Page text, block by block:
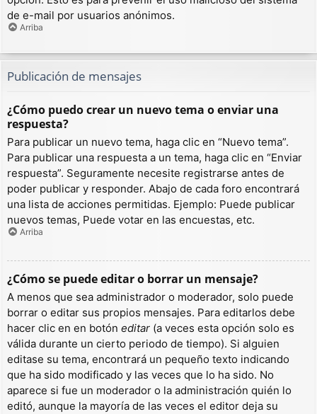
de e-mail por usuarios anónimos.
Arriba
Publicación de mensajes
¿Cómo puedo crear un nuevo tema o enviar una
respuesta?
Para publicar un nuevo tema, haga clic en “Nuevo tema”.
Para publicar una respuesta a un tema, haga clic en “Enviar
respuesta”. Seguramente necesite registrarse antes de
poder publicar y responder. Abajo de cada foro encontrará
una lista de acciones permitidas. Ejemplo: Puede publicar
nuevos temas, Puede votar en las encuestas, etc.
Arriba
¿Cómo se puede editar o borrar un mensaje?
A menos que sea administrador o moderador, solo puede
borrar o editar sus propios mensajes. Para editarlos debe
hacer clic en en botón editar (a veces esta opción solo es
válida durante un cierto periodo de tiempo). Si alguien
editase su tema, encontrará un pequeño texto indicando
que ha sido modificado y las veces que lo ha sido. No
aparece si fue un moderador o la administración quién lo
editó, aunque la mayoría de las veces el editor deja su